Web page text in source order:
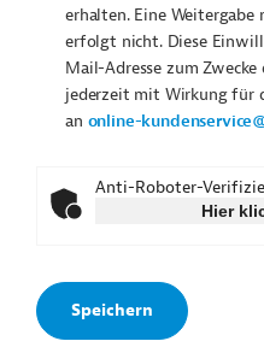
erhalten. Eine
erfolgt nicht. Diese
Mail-Adresse zum
jederzeit mit Wirkung für
an online-
Anti-Roboter-
Hier